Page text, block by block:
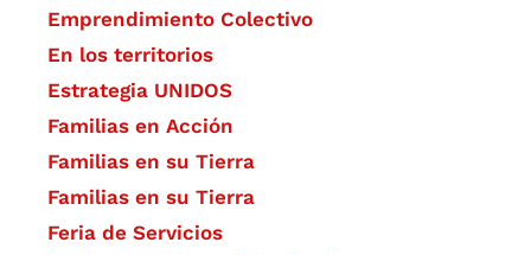
Emprendimiento Colectivo
En los territorios
Estrategia UNIDOS
Familias en Acción
Familias en su Tierra
Familias en su Tierra
Feria de Servicios